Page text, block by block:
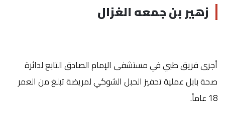
زهير بن جمعه الغزال
أجرى فريق طبي في مستشفى الإمام الصادق التابع لدائرة
صحة بابل عملية تحفيز الحبل الشوكي لمريضة تبلغ من العمر
18 عاماً.